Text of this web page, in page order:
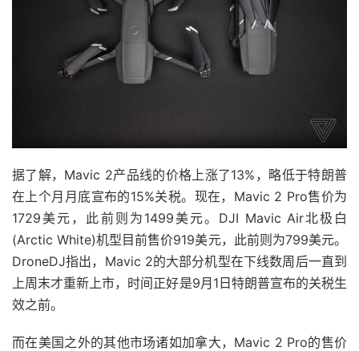
据了解，Mavic 2产品线的价格上涨了13%，略低于特朗普
在上个月月底宣布的15%关税。现在，Mavic 2 Pro售价为
1729美元，此前则为1499美元。DJI Mavic Air北极白
(Arctic White)机型目前售价919美元，此前则为799美元。
DroneDJ指出，Mavic 2的大部分机型在下线数周后一直到
上周末才重新上市，时间正好是9月1日特朗普宣布的关税生
效之前。
而在美国之外的其他市场诸如加拿大，Mavic 2 Pro的售价